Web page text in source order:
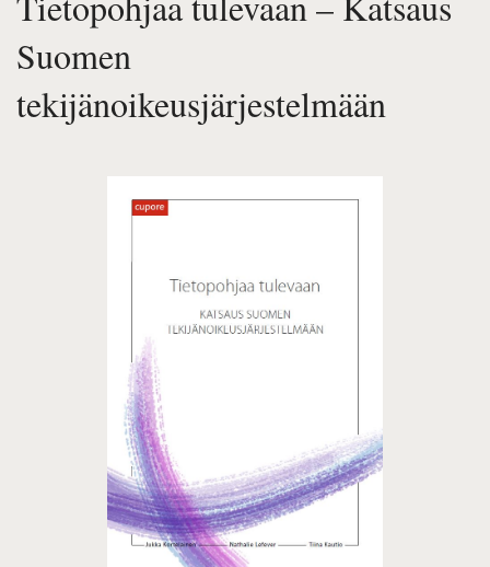
Suomen
tekijänoikeusjärjestelmään